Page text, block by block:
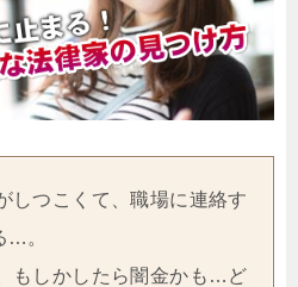
しつこくて、職場に連絡す
…。
もしかしたら闇金かも…ど